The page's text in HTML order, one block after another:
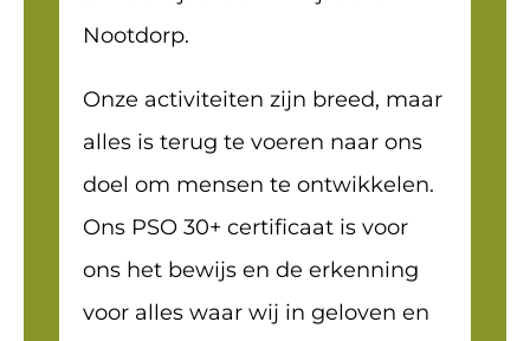
Nootdorp.
Onze activiteiten zijn breed, maar
alles is terug te voeren naar ons
doel om mensen te ontwikkelen.
Ons PSO 30+ certificaat is voor
ons het bewijs en de erkenning
voor alles waar wij in geloven en